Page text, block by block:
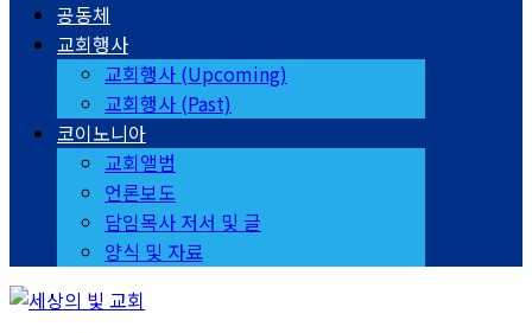
공동체
교회행사
교회행사 (Upcoming)
교회행사 (Past)
코이노니아
교회앨범
언론보도
담임목사 저서 및 글
양식 및 자료